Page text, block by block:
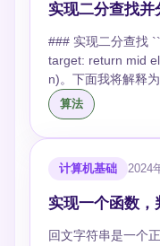
实现二分查找
### 实现二分查找 ```python def binary_search(arr, target): left, right = 0, len(arr) - 1 while left <= right: mid = left + (right - left) // 2 if arr[mid] ==
target: return mid elif arr[mid] < target: left = mid + 1 else: right = mid - 1 return -1 ``` ### 分析时间复杂度 二分查找算法的时间复杂度是 O(log
n)。下面我将解释为什么是这样的。 二分查找算法的基本思想是在一个有序数组
如果中间元素正好
分继续搜索。 每次比较都会将搜索区间减半，因此我们可以说在最坏的情况下（即目标值不在数组中或者在数组的末端），算法需要执行的步骤数与
数组长度 n 的对数
含）的数组，我们要查找数字 1024。二分
2. 再取右子数组的
算法
计算机基础 2024
实现一个函数
回文字符串是一个正向和反